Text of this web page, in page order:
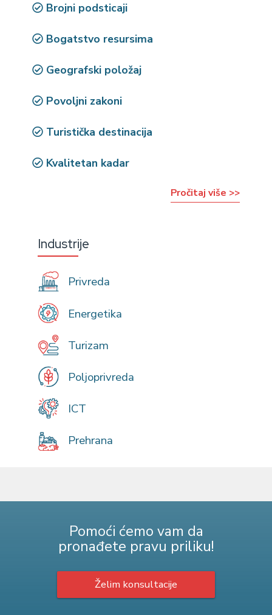
Brojni podsticaji
Bogatstvo resursima
Geografski položaj
Povoljni zakoni
Turistička destinacija
Kvalitetan kadar
Pročitaj više >>
Industrije
Privreda
Energetika
Turizam
Poljoprivreda
ICT
Prehrana
Pomoći ćemo vam da
pronađete pravu priliku!
Želim konsultacije